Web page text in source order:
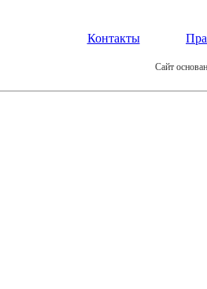
Контакты
Сайт